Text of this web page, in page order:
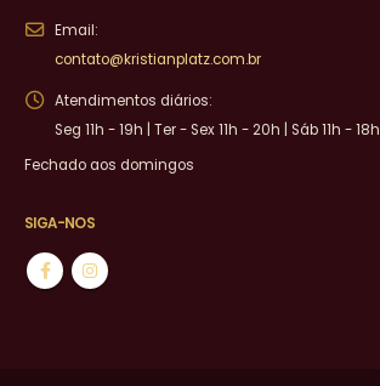
Email:
contato@kristianplatz.com.br
Atendimentos diários:
Seg 11h - 19h | Ter - Sex 11h - 20h | Sáb 11h - 18h
Fechado aos domingos
SIGA-NOS